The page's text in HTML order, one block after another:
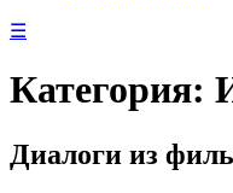
☰
Категория:
Диалоги из